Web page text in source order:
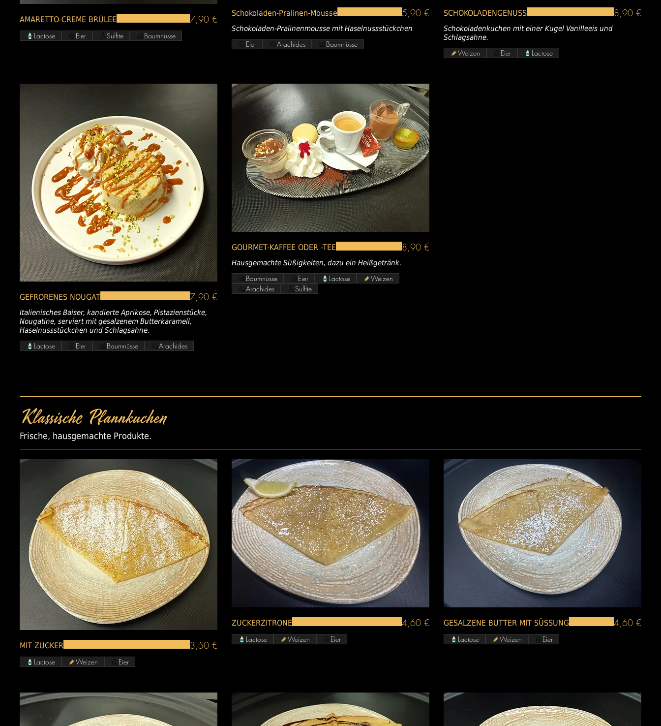
AMARETTO-CREME BRÚLEE 7,90 €
Lactose Eier Sulfite Baumnüsse
Schokoladen-Pralinen-Mousse
Schokoladen-Pralinenmousse mit Haselnussstückchen
5,90 €
Eier Arachides Baumnüsse
SCHOKOLADENGENUSS
Schokoladenkuchen mit einer Kugel Vanilleeis und
Schlagsahne.
8,90 €
Weizen Eier Lactose
GEFRORENES NOUGAT
Italienisches Baiser, kandierte Aprikose, Pistazienstücke,
Nougatine, serviert mit gesalzenem Butterkaramell,
Haselnussstückchen und Schlagsahne.
7,90 €
Lactose Eier Baumnüsse Arachides
GOURMET-KAFFEE ODER -TEE
Hausgemachte Süßigkeiten, dazu ein Heißgetränk.
8,90 €
Baumnüsse Eier Lactose
Weizen
Arachides
Sulfite
Klassische Pfannkuchen
Frische, hausgemachte Produkte.
MIT ZUCKER 3,50 €
Lactose Weizen Eier
ZUCKERZITRONE 4,60 €
Lactose Weizen Eier
GESALZENE BUTTER MIT SÜSSUNG 4,60 €
Lactose Weizen Eier